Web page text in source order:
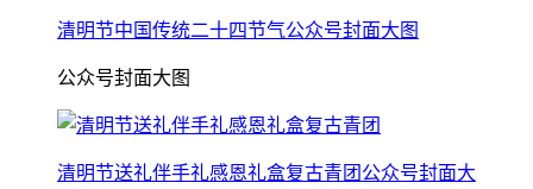
清明节中国传统二十四节气公众号封面大图
公众号封面大图
清明节送礼伴手礼感恩礼盒复古青团公众号封面大